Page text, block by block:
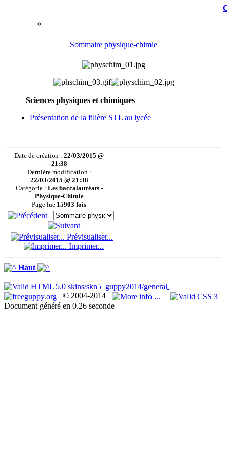
Sommaire physique-chimie
Sciences physiques et chimiques
Présentation de la filière STL au lycée
Date de création :22/03/2015 @
21:38
Dernière modification :
22/03/2015 @ 21:38
Catégorie : Les baccalauréats -
Physique-Chimie
Page lue 15903 fois
Prévisualiser...
Imprimer...
Haut
© 2004-2014
Document généré en 0.26 seconde